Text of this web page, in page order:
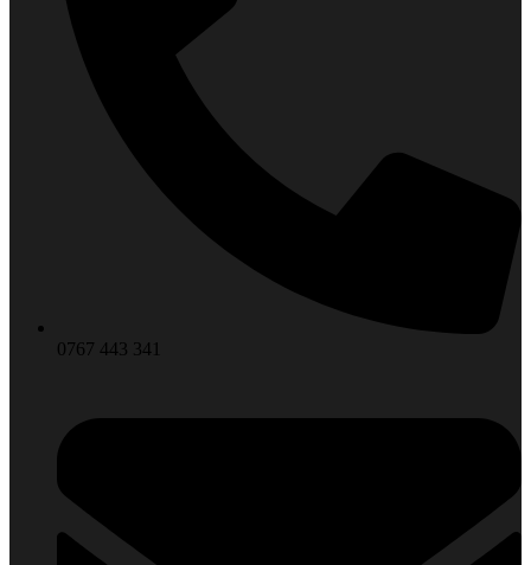
0767 443 341